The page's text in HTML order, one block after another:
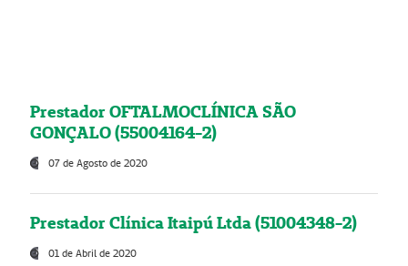
Prestador OFTALMOCLÍNICA SÃO
GONÇALO (55004164-2)
07 de Agosto de 2020
Prestador Clínica Itaipú Ltda (51004348-2)
01 de Abril de 2020